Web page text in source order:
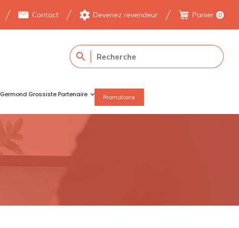
Contact Devenez revendeur Panier 0
Germond Grossiste Partenaire Promotions